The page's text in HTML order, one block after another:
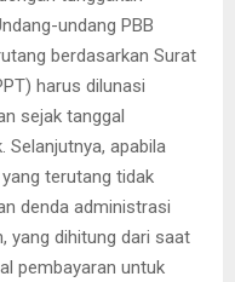
undang PBB
berdasarkan Surat
harus dilunasi
sejak tanggal
Selanjutnya, apabila
terutang tidak
denda administrasi
yang dihitung dari saat
pembayaran untuk